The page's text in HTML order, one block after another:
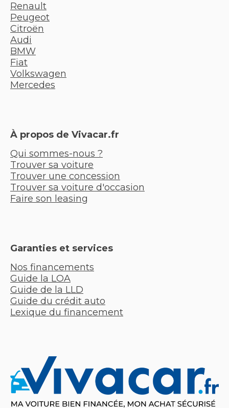
Renault
Peugeot
Citroën
Audi
BMW
Fiat
Volkswagen
Mercedes
À propos de Vivacar.fr
Qui sommes-nous ?
Trouver sa voiture
Trouver une concession
Trouver sa voiture d'occasion
Faire son leasing
Garanties et services
Nos financements
Guide la LOA
Guide de la LLD
Guide du crédit auto
Lexique du financement